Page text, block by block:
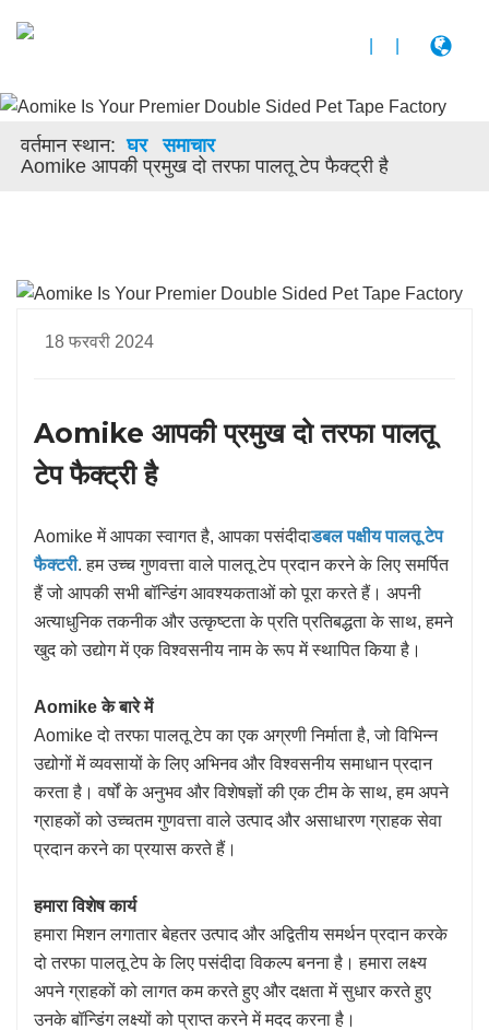
वर्तमान स्थान: घर
समाचार
Aomike आपकी प्रमुख दो तरफा पालतू टेप फैक्ट्री है
18 फरवरी 2024
Aomike आपकी प्रमुख दो तरफा पालतू
टेप फैक्ट्री है
Aomike में आपका स्वागत है, आपका पसंदीदाडबल पक्षीय पालतू टेप
फैक्टरी. हम उच्च गुणवत्ता वाले पालतू टेप प्रदान करने के लिए समर्पित
हैं जो आपकी सभी बॉन्डिंग आवश्यकताओं को पूरा करते हैं। अपनी
अत्याधुनिक तकनीक और उत्कृष्टता के प्रति प्रतिबद्धता के साथ, हमने
खुद को उद्योग में एक विश्वसनीय नाम के रूप में स्थापित किया है।
Aomike के बारे में
Aomike दो तरफा पालतू टेप का एक अग्रणी निर्माता है, जो विभिन्न
उद्योगों में व्यवसायों के लिए अभिनव और विश्वसनीय समाधान प्रदान
करता है। वर्षों के अनुभव और विशेषज्ञों की एक टीम के साथ, हम अपने
ग्राहकों को उच्चतम गुणवत्ता वाले उत्पाद और असाधारण ग्राहक सेवा
प्रदान करने का प्रयास करते हैं।
हमारा विशेष कार्य
हमारा मिशन लगातार बेहतर उत्पाद और अद्वितीय समर्थन प्रदान करके
दो तरफा पालतू टेप के लिए पसंदीदा विकल्प बनना है। हमारा लक्ष्य
अपने ग्राहकों को लागत कम करते हुए और दक्षता में सुधार करते हुए
उनके बॉन्डिंग लक्ष्यों को प्राप्त करने में मदद करना है।